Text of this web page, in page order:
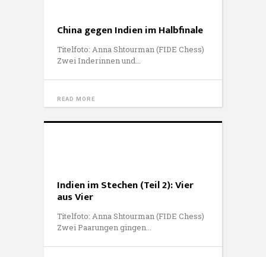
China gegen Indien im Halbfinale
Titelfoto: Anna Shtourman (FIDE Chess)
Zwei Inderinnen und
READ MORE
Indien im Stechen (Teil 2): Vier
aus Vier
Titelfoto: Anna Shtourman (FIDE Chess)
Zwei Paarungen gingen